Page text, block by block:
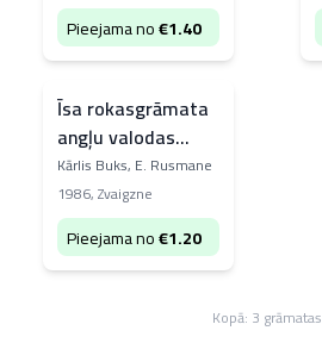
Pieejama no€1.40
Īsa rokasgrāmata
angļu valodas
gramatikā
Kārlis Buks, E. Rusmane
1986,Zvaigzne
Pieejama no€1.20
Kopā: 3 grāmatas